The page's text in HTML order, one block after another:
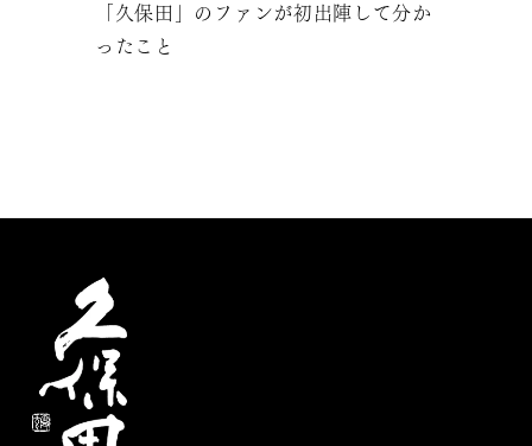
「久保田」のファンが初出陣して分か
ったこと